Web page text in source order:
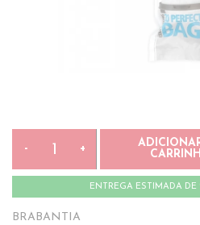
- +
ENTREGA ESTIMADA DE
BRABANTIA